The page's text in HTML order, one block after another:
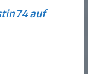
auf